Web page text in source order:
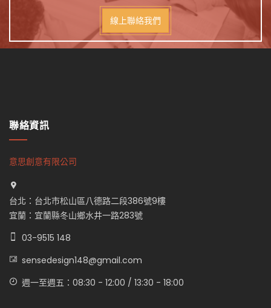
線上聯絡我們
聯絡資訊
意思創意有限公司
台北：台北市松山區八德路二段386號9樓
宜蘭：宜蘭縣冬山鄉水井一路283號
03-9515 148
sensedesign148@gmail.com
週一至週五：08:30 - 12:00 / 13:30 - 18:00